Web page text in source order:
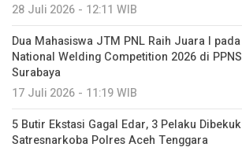
28 Juli 2026 - 12:11 WIB
Dua Mahasiswa JTM PNL Raih Juara I pada
National Welding Competition 2026 di PPNS
Surabaya
17 Juli 2026 - 11:19 WIB
5 Butir Ekstasi Gagal Edar, 3 Pelaku Dibekuk
Satresnarkoba Polres Aceh Tenggara